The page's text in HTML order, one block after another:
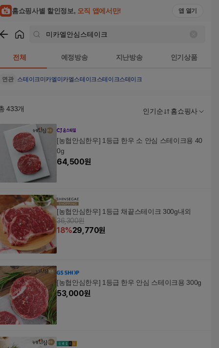
홈쇼핑사별 할인정보, 오직 앱에서만! 앱 열기
전체 예정방송 지난방송 인기상품
연관 스테이크미카엘 미카엘스테이크스테이크스테이크
433개 인기순 홈쇼핑사
[농협안심한우] 1등급 한우 소 안심 스테이크용 40
0g
64,500원
[농협안심한우] 1등급 채끝스테이크 300g내외
36,300원
18%29,770원
[농협안심한우] 1등급 한우 안심 스테이크용 300g
53,000원